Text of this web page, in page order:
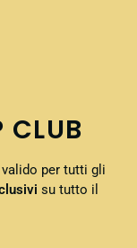
CLUB
valido per tutti gli
su tutto il